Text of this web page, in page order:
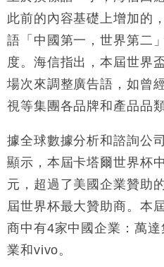
此前的內容基礎上增加的
語「中國第一，世界第二
度。海信指出，本屆世界
場次來調整廣告語，如曾
視等集團各品牌和產品品類
據全球數據分析和諮詢公
顯示，本屆卡塔爾世界杯
元，超過了美國企業贊助
屆世界杯最大贊助商。本
商中有4家中國企業：萬
業和vivo。